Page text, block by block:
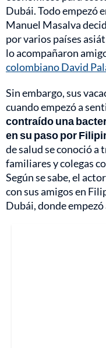
Dubái. Todo empezó
Manuel Masalva
por varios países
lo acompañaron
colombiano David
Sin embargo, sus
cuando empezó a
contraído una
en su paso por
de salud se conoció a
familiares y colegas
Según se sabe, el
con sus amigos en
Dubái, donde